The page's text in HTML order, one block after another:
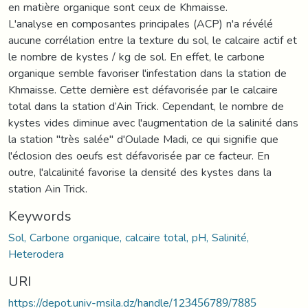
en matière organique sont ceux de Khmaisse.
L'analyse en composantes principales (ACP) n'a révélé
aucune corrélation entre la texture du sol, le calcaire actif et
le nombre de kystes / kg de sol. En effet, le carbone
organique semble favoriser l'infestation dans la station de
Khmaisse. Cette dernière est défavorisée par le calcaire
total dans la station d’Ain Trick. Cependant, le nombre de
kystes vides diminue avec l'augmentation de la salinité dans
la station "très salée" d'Oulade Madi, ce qui signifie que
l'éclosion des oeufs est défavorisée par ce facteur. En
outre, l'alcalinité favorise la densité des kystes dans la
station Ain Trick.
Keywords
Sol, Carbone organique, calcaire total, pH, Salinité,
Heterodera
URI
https://depot.univ-msila.dz/handle/123456789/7885